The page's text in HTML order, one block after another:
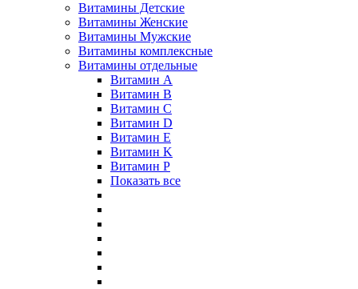
Витамины Детские
Витамины Женские
Витамины Мужские
Витамины комплексные
Витамины отдельные
Витамин A
Витамин B
Витамин C
Витамин D
Витамин E
Витамин K
Витамин P
Показать все